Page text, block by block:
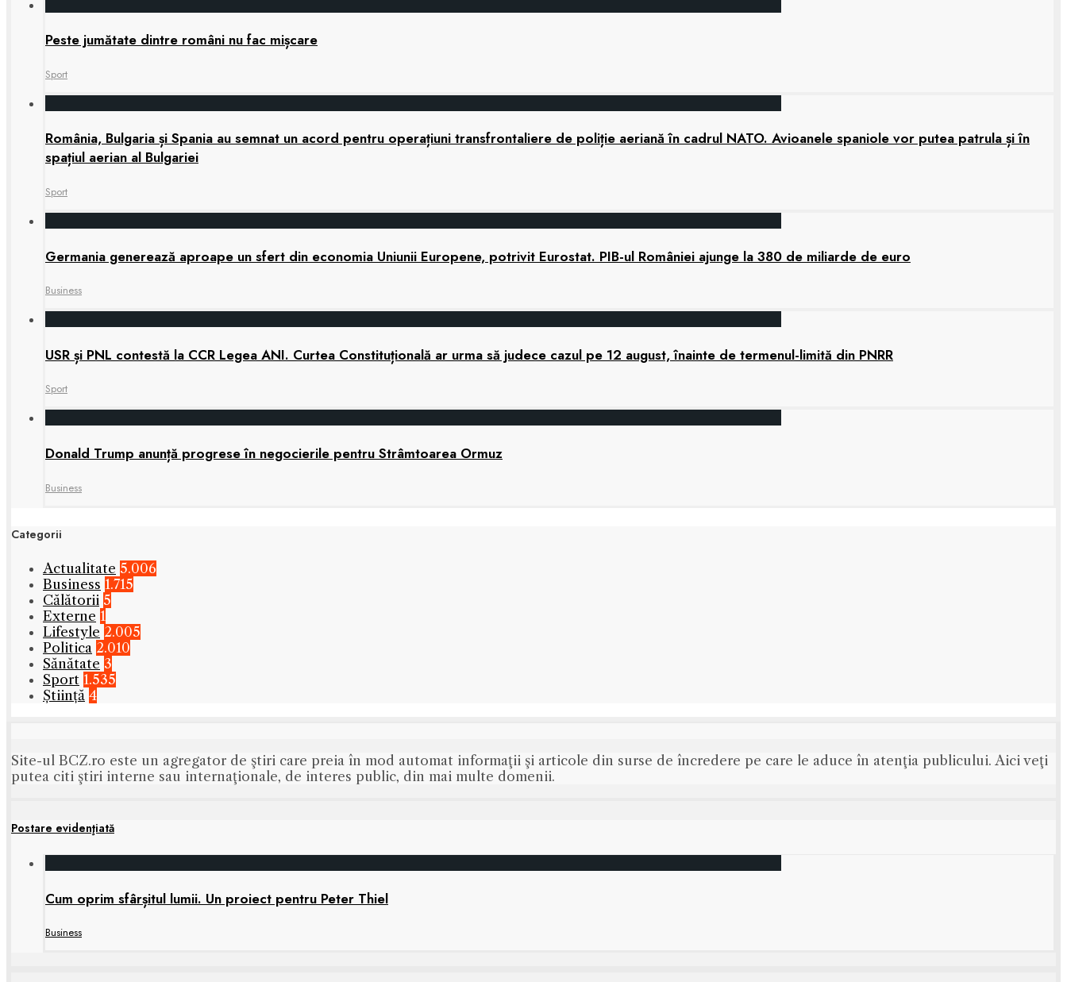
Peste jumătate dintre români nu fac mișcare
Sport
România, Bulgaria și Spania au semnat un acord pentru operațiuni transfrontaliere de poliție aeriană în cadrul NATO. Avioanele spaniole vor putea patrula și în
spațiul aerian al Bulgariei
Sport
Germania generează aproape un sfert din economia Uniunii Europene, potrivit Eurostat. PIB-ul României ajunge la 380 de miliarde de euro
Business
USR și PNL contestă la CCR Legea ANI. Curtea Constituțională ar urma să judece cazul pe 12 august, înainte de termenul-limită din PNRR
Sport
Donald Trump anunță progrese în negocierile pentru Strâmtoarea Ormuz
Business
Categorii
Actualitate 5.006
Business 1.715
Călătorii 5
Externe 1
Lifestyle 2.005
Politica 2.010
Sănătate 3
Sport 1.535
Știință 4
Site-ul BCZ.ro este un agregator de ştiri care preia în mod automat informaţii şi articole din surse de încredere pe care le aduce în atenţia publicului. Aici veţi
putea citi ştiri interne sau internaţionale, de interes public, din mai multe domenii.
Postare evidenţiată
Cum oprim sfârșitul lumii. Un proiect pentru Peter Thiel
Business